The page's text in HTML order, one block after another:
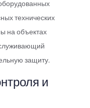
технических
на объектах
защиту.
и